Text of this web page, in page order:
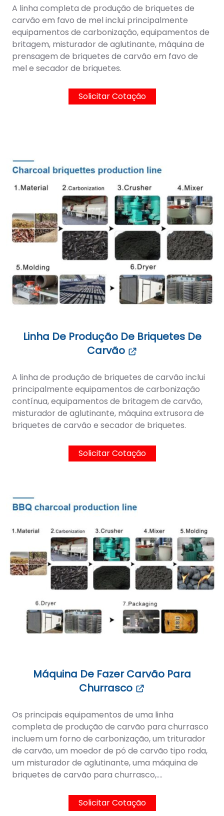
A linha completa de produção de briquetes de
carvão em favo de mel inclui principalmente
equipamentos de carbonização, equipamentos de
britagem, misturador de aglutinante, máquina de
prensagem de briquetes de carvão em favo de
mel e secador de briquetes.
Solicitar Cotação
Linha De Produção De Briquetes De
Carvão
A linha de produção de briquetes de carvão inclui
principalmente equipamentos de carbonização
contínua, equipamentos de britagem de carvão,
misturador de aglutinante, máquina extrusora de
briquetes de carvão e secador de briquetes.
Solicitar Cotação
Máquina De Fazer Carvão Para
Churrasco
Os principais equipamentos de uma linha
completa de produção de carvão para churrasco
incluem um forno de carbonização, um triturador
de carvão, um moedor de pó de carvão tipo roda,
um misturador de aglutinante, uma máquina de
briquetes de carvão para churrasco,....
Solicitar Cotação